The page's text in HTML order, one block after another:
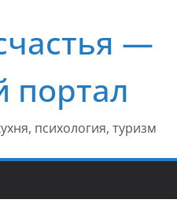
—
портал
психология, туризм